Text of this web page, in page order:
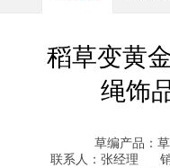
稻草变黄
绳饰
草编产品：
联系人：张经理